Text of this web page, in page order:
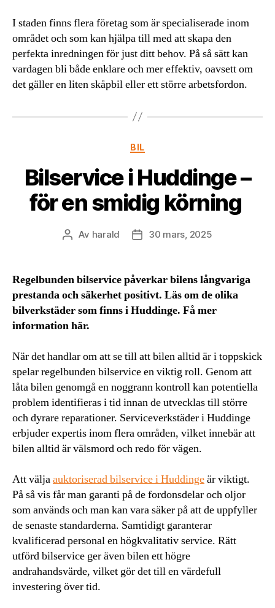
I staden finns flera företag som är specialiserade inom
området och som kan hjälpa till med att skapa den
perfekta inredningen för just ditt behov. På så sätt kan
vardagen bli både enklare och mer effektiv, oavsett om
det gäller en liten skåpbil eller ett större arbetsfordon.
Kategorier
BIL
Bilservice i Huddinge –
för en smidig körning
Inläggsförfattare
Av harald Inläggsdatum
30 mars, 2025
Regelbunden bilservice påverkar bilens långvariga
prestanda och säkerhet positivt. Läs om de olika
bilverkstäder som finns i Huddinge. Få mer
information här.
När det handlar om att se till att bilen alltid är i toppskick
spelar regelbunden bilservice en viktig roll. Genom att
låta bilen genomgå en noggrann kontroll kan potentiella
problem identifieras i tid innan de utvecklas till större
och dyrare reparationer. Serviceverkstäder i Huddinge
erbjuder expertis inom flera områden, vilket innebär att
bilen alltid är välsmord och redo för vägen.
Att väljaauktoriserad bilservice i Huddingeär viktigt.
På så vis får man garanti på de fordonsdelar och oljor
som används och man kan vara säker på att de uppfyller
de senaste standarderna. Samtidigt garanterar
kvalificerad personal en högkvalitativ service. Rätt
utförd bilservice ger även bilen ett högre
andrahandsvärde, vilket gör det till en värdefull
investering över tid.